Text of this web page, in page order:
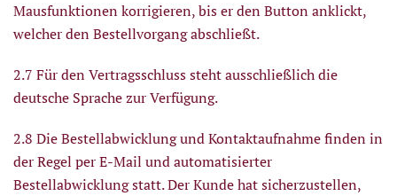
Mausfunktionen korrigieren, bis er den Button anklickt,
welcher den Bestellvorgang abschließt.
2.7 Für den Vertragsschluss steht ausschließlich die
deutsche Sprache zur Verfügung.
2.8 Die Bestellabwicklung und Kontaktaufnahme finden in
der Regel per E-Mail und automatisierter
Bestellabwicklung statt. Der Kunde hat sicherzustellen,